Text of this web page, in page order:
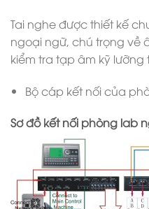
Tai nghe được thiết kế
ngoại ngữ, chú trọng về
kiểm tra tạp âm kỹ
Bộ cáp kết nối của
Sơ đồ kết nối phòng lab